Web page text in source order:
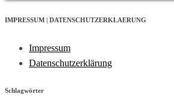
IMPRESSUM | DATENSCHUTZERKLAERUNG
Impressum
Datenschutzerklärung
Schlagwörter